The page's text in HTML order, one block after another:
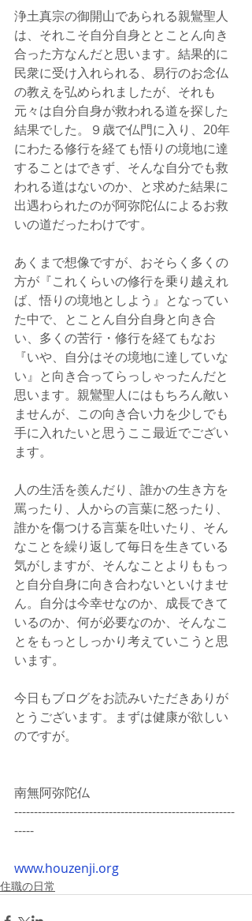
浄土真宗の御開山であられる親鸞聖人
は、それこそ自分自身ととことん向き
合った方なんだと思います。結果的に
民衆に受け入れられる、易行のお念仏
の教えを弘められましたが、それも
元々は自分自身が救われる道を探した
結果でした。９歳で仏門に入り、20年
にわたる修行を経ても悟りの境地に達
することはできず、そんな自分でも救
われる道はないのか、と求めた結果に
出遇わられたのが阿弥陀仏によるお救
いの道だったわけです。
あくまで想像ですが、おそらく多くの
方が『これくらいの修行を乗り越えれ
ば、悟りの境地としよう』となってい
た中で、とことん自分自身と向き合
い、多くの苦行・修行を経てもなお
『いや、自分はその境地に達していな
い』と向き合ってらっしゃったんだと
思います。親鸞聖人にはもちろん敵い
ませんが、この向き合い力を少しでも
手に入れたいと思うここ最近でござい
ます。
人の生活を羨んだり、誰かの生き方を
罵ったり、人からの言葉に怒ったり、
誰かを傷つける言葉を吐いたり、そん
なことを繰り返して毎日を生きている
気がしますが、そんなことよりももっ
と自分自身に向き合わないといけませ
ん。自分は今幸せなのか、成長できて
いるのか、何が必要なのか、そんなこ
とをもっとしっかり考えていこうと思
います。
今日もブログをお読みいただきありが
とうございます。まずは健康が欲しい
のですが。
南無阿弥陀仏
--------------------------------------------------------
-----
www.houzenji.org
住職の日常